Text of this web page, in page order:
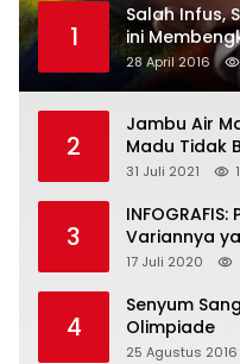
1
Salah Infus,
ini
28 April 2016
2
Jambu Air
Madu Tidak
31 Juli 2021
3
Variannya
17 Juli 2020
4
Senyum
Olimpiade
25 Agustus 2016